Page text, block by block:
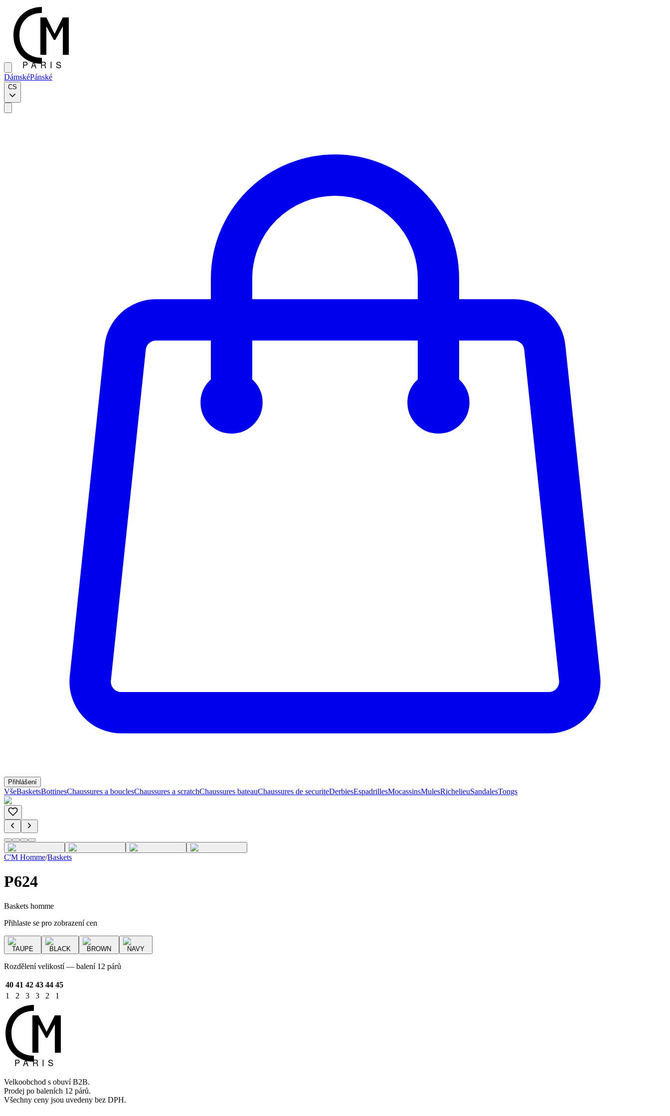
DámskéPánské
CS
Přihlášení
VšeBasketsBottinesChaussures a bouclesChaussures a scratchChaussures bateauChaussures de securiteDerbiesEspadrillesMocassinsMulesRichelieuSandalesTongs
C'M Homme/Baskets
P624
Baskets homme
Přihlaste se pro zobrazení cen
TAUPE BLACK BROWN NAVY
Rozdělení velikostí — balení 12 párů
40 41 42 43 44 45
1
2 3 3 2 1
Velkoobchod s obuví B2B.
Prodej po baleních 12 párů.
Všechny ceny jsou uvedeny bez DPH.